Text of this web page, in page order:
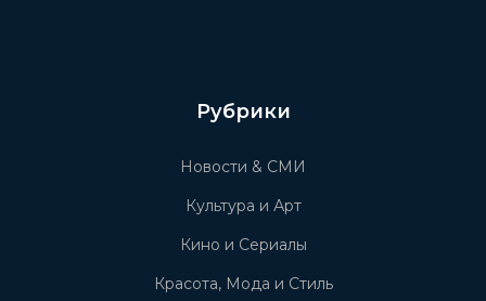
Рубрики
Новости & СМИ
Культура и Арт
Кино и Сериалы
Красота, Мода и Стиль